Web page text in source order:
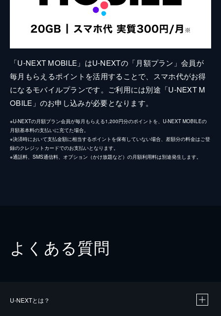
「U-NEXT MOBILE」はU-NEXTの「月額プラン」会員が
毎月もらえるポイントを活用することで、スマホ代がお得
になるモバイルプランです。ご利用には別途「U-NEXT M
OBILE」のお申し込みが必要となります。
※U-NEXTの月額プラン会員が毎月もらえる1,200円分のポイントを、U-NEXT MOBILEの
月額基本料の支払いに充てた場合。
※決済時において支払金額に相当するポイントを保有していない場合、差額分の料金はご登
録のクレジットカードでのお支払いとなります。
※通話料、SMS通信料、オプション（かけ放題など）の月額利用料は別途発生します。
よくある質問
U-NEXTとは？